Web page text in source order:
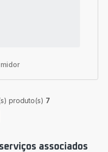
produto(s) 7
associados